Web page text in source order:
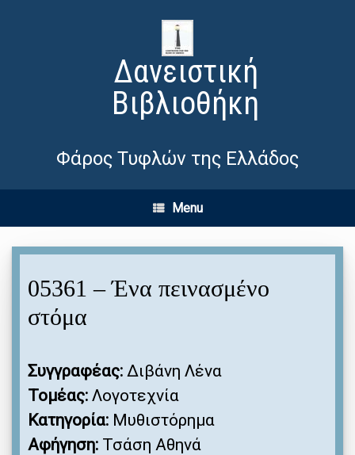
Δανειστική
Βιβλιοθήκη
Φάρος Τυφλών της Ελλάδος
Menu
05361 – Ένα πεινασμένο
στόμα
Συγγραφέας: Διβάνη Λένα
Τομέας: Λογοτεχνία
Κατηγορία: Μυθιστόρημα
Αφήγηση: Τσάση Αθηνά